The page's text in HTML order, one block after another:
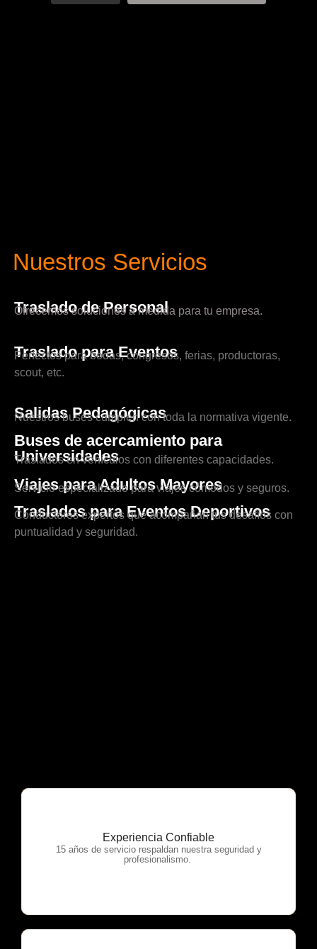
Nuestros Servicios
Traslado de Personal
Ofrecemos soluciones a medida para tu empresa.
Traslado para Eventos
Perfectos para bodas, congresos, ferias, productoras,
scout, etc.
Salidas Pedagógicas
Nuestros buses cumplen con toda la normativa vigente.
Buses de acercamiento para
Universidades
Traslados en vehículos con diferentes capacidades.
Viajes para Adultos Mayores
Servicio especializado para viajes cómodos y seguros.
Traslados para Eventos Deportivos
Conductores expertos que acompañan tus desafíos con
puntualidad y seguridad.
Experiencia Confiable
15 años de servicio respaldan nuestra seguridad y
profesionalismo.
OTP Servicios